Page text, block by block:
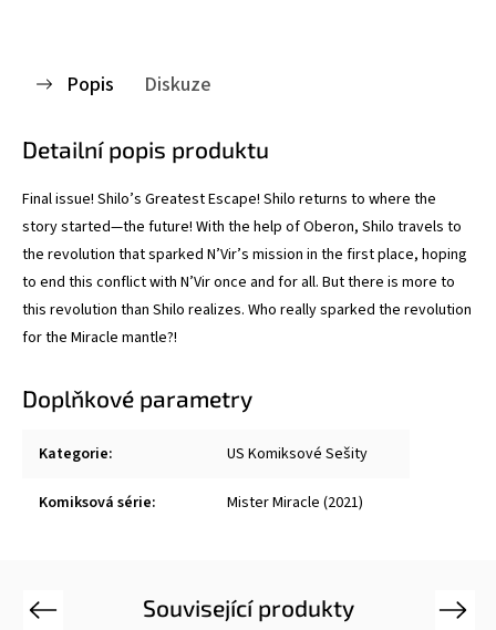
Popis Diskuze
Detailní popis produktu
Final issue! Shilo’s Greatest Escape! Shilo returns to where the
story started—the future! With the help of Oberon, Shilo travels to
the revolution that sparked N’Vir’s mission in the first place, hoping
to end this conflict with N’Vir once and for all. But there is more to
this revolution than Shilo realizes. Who really sparked the revolution
for the Miracle mantle?!
Doplňkové parametry
Kategorie: US Komiksové Sešity
Komiksová série: Mister Miracle (2021)
Související produkty
Previous Next